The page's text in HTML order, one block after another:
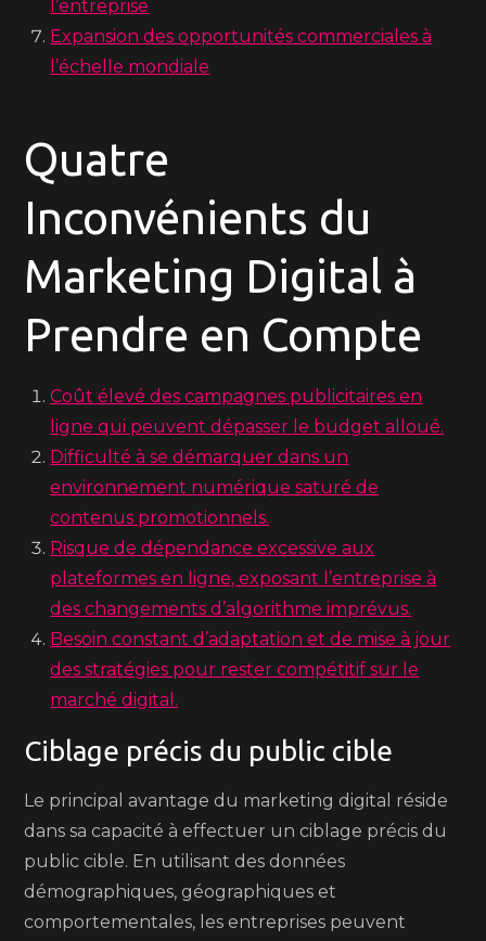
l’entreprise
Expansion des opportunités commerciales à
l’échelle mondiale
Quatre
Inconvénients du
Marketing Digital à
Prendre en Compte
Coût élevé des campagnes publicitaires en
ligne qui peuvent dépasser le budget alloué.
Difficulté à se démarquer dans un
environnement numérique saturé de
contenus promotionnels.
Risque de dépendance excessive aux
plateformes en ligne, exposant l’entreprise à
des changements d’algorithme imprévus.
Besoin constant d’adaptation et de mise à jour
des stratégies pour rester compétitif sur le
marché digital.
Ciblage précis du public cible
Le principal avantage du marketing digital réside
dans sa capacité à effectuer un ciblage précis du
public cible. En utilisant des données
démographiques, géographiques et
comportementales, les entreprises peuvent